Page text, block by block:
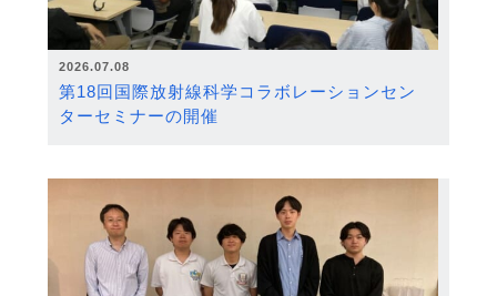
2026.07.08
第18回国際放射線科学コラボレーションセン
ターセミナーの開催